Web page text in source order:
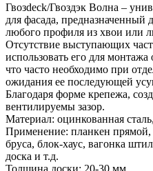
Гвозdeck/Гвоздэк Волна –
для фасада, предназначенный
любого профиля из хвои или
Отсутствие выступающих
использовать его для
что часто необходимо при
ожидания ее последующей
Благодаря форме крепежа,
вентилируемы зазор.
Материал: оцинкованная
Применение: планкен
бруса, блок-хаус, вагонка
доска и т.д.
Толщина доски: 20-30 мм